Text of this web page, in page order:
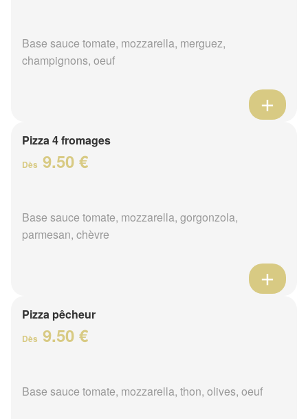
Base sauce tomate, mozzarella, merguez,
champignons, oeuf
Pizza 4 fromages
Dès 9.50 €
Base sauce tomate, mozzarella, gorgonzola,
parmesan, chèvre
Pizza pêcheur
Dès 9.50 €
Base sauce tomate, mozzarella, thon, olives, oeuf